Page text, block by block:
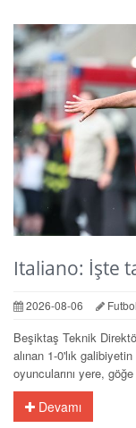
Italiano: İşte
2026-08-06 Futbol
Beşiktaş Teknik
alınan 1-0'lık galibiyetin
oyuncularını yere, göğe
Devamı